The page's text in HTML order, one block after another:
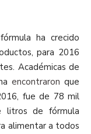
ha crecido
para 2016
Académicas de
encontraronque
fue de 78 mil
litros de fórmula
alimentar a todos